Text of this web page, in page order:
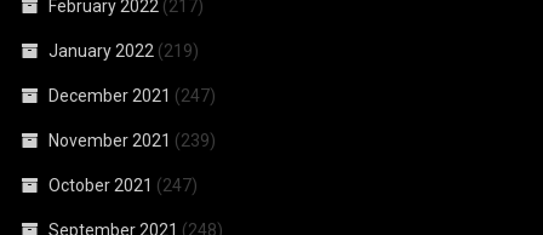
February 2022 (217)
January 2022 (219)
December 2021 (247)
November 2021 (239)
October 2021 (247)
September 2021 (248)